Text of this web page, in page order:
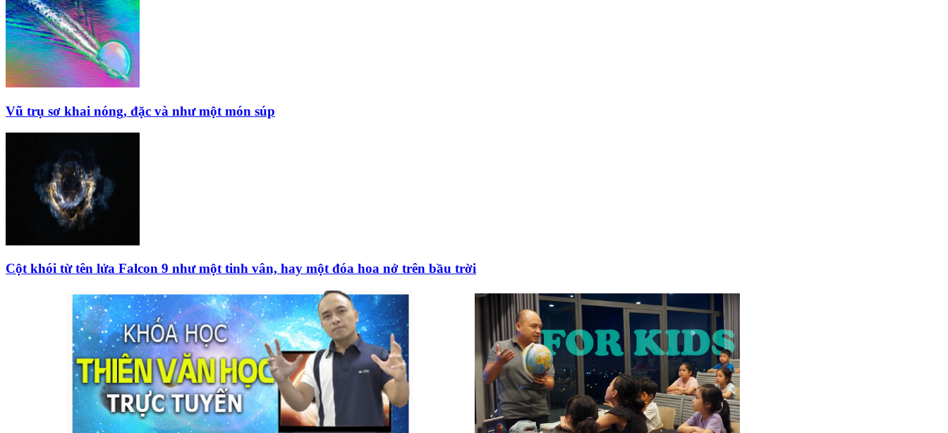
Vũ trụ sơ khai nóng, đặc và như một món súp
Cột khói từ tên lửa Falcon 9 như một tinh vân, hay một đóa hoa nở trên bầu trời